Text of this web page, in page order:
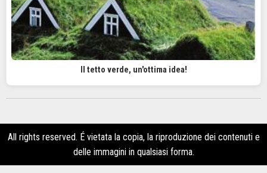
Il tetto verde, un'ottima idea!
All rights reserved. É vietata la copia, la riproduzione dei contenuti e
delle immagini in qualsiasi forma.